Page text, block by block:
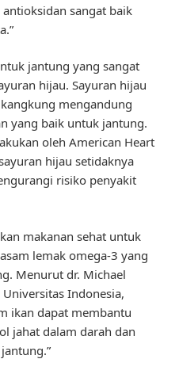
sangat baik
jantung yang sangat
hijau. Sayuran hijau
mengandung
yang baik untuk jantung.
oleh American Heart
hijau setidaknya
risiko penyakit
makanan sehat untuk
lemak omega-3 yang
Menurut dr. Michael
Indonesia,
ikan dapat membantu
jahat dalam darah dan